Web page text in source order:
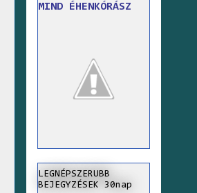
MIND ÉHENKÓRÁSZ
LEGNÉPSZERUBB
BEJEGYZÉSEK 30nap